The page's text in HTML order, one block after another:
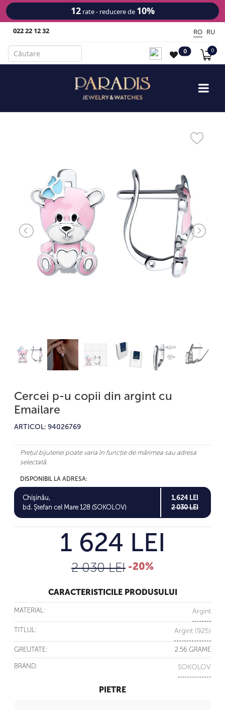
12rate - reducere de 10%
022 22 12 32 RO RU
0 0
Cercei p-u copii din argint cu
Emailare
ARTICOL: 94026769
Prețul bijuteriei poate varia în funcție de mărimea sau adresa
selectată.
DISPONIBIL LA ADRESA:
Chișinău,
bd. Ștefan cel Mare 128 (SOKOLOV)
1,624 LEI
2 030 LEI
1 624 LEI
2 030 LEI -20%
CARACTERISTICILE PRODUSULUI
MATERIAL: Argint
TITLUL: Argint (925)
GREUTATE: 2.56 GRAME
BRAND: SOKOLOV
PIETRE